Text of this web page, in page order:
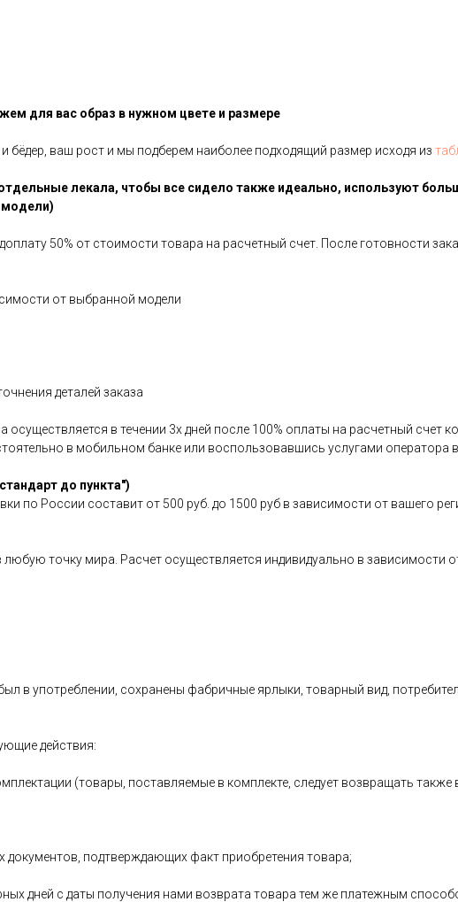
для вас образ в нужном цвете и размере
бёдер, ваш рост и мы подберем наиболее подходящий размер исходя из
лекала, чтобы все сидело также идеально, используют
модели)
50% от стоимости товара на расчетный счет. После готовности
от выбранной модели
деталей заказа
осуществляется в течении 3х дней после 100% оплаты на расчетный
в мобильном банке или воспользовавшись услугами оператора
до пункта")
по России составит от 500 руб. до 1500 руб в зависимости от вашего
точку мира. Расчет осуществляется индивидуально в зависимости
в употреблении, сохранены фабричные ярлыки, товарный вид,
действия:
(товары, поставляемые в комплекте, следует возвращать также
подтверждающих факт приобретения товара;
дней с даты получения нами возврата товара тем же платежным